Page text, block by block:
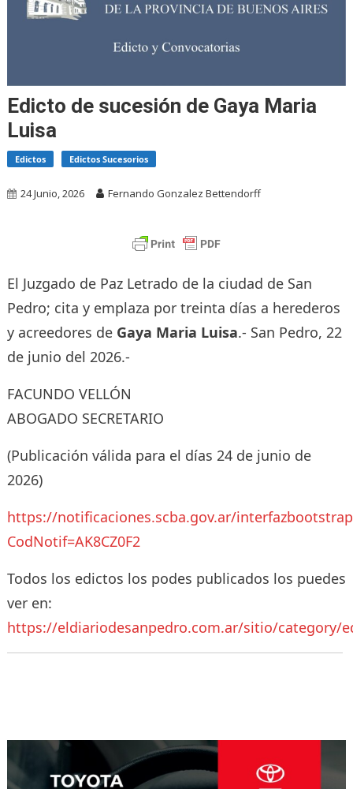
Edicto de sucesión de Gaya Maria
Luisa
Edictos Edictos Sucesorios
24 Junio, 2026 Fernando Gonzalez Bettendorff
El Juzgado de Paz Letrado de la ciudad de San
Pedro; cita y emplaza por treinta días a herederos
y acreedores de Gaya Maria Luisa.- San Pedro, 22
de junio del 2026.-
FACUNDO VELLÓN
ABOGADO SECRETARIO
(Publicación válida para el días 24 de junio de
2026)
https://notificaciones.scba.gov.ar/
CodNotif=AK8CZ0F2
Todos los edictos los podes publicados los puedes
ver en:
https://eldiariodesanpedro.com.ar/sitio/category/
entradas